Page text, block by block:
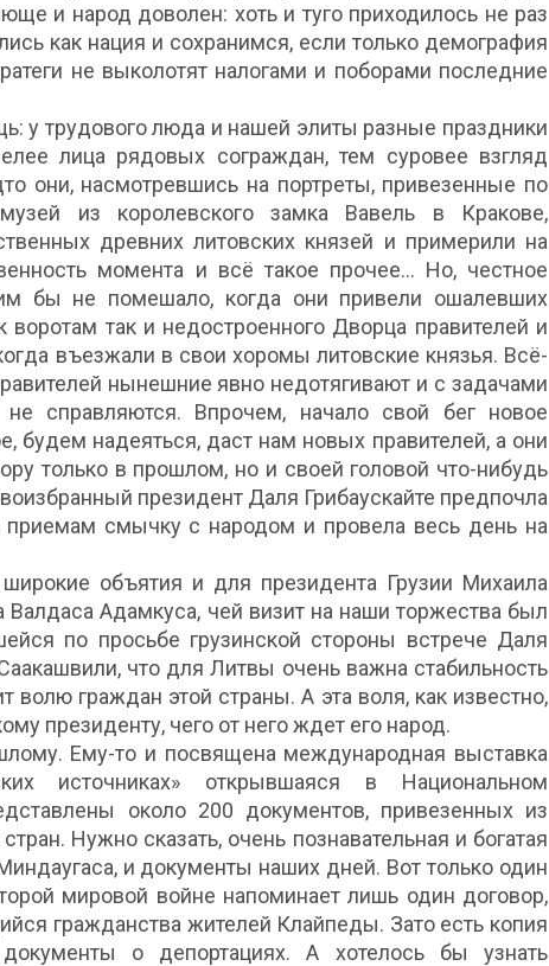
и народ доволен: хоть и туго приходилось не раз
как нация и сохранимся, если только демография
не выколотят налогами и поборами последние
у трудового люда и нашей элиты разные праздники
лица рядовых сограждан, тем суровее взгляд
они, насмотревшись на портреты, привезенные по
из королевского замка Вавель в Кракове,
древних литовских князей и примерили на
момента и всё такое прочее... Но, честное
бы не помешало, когда они привели ошалевших
так и недостроенного Дворца правителей и
въезжали в свои хоромы литовские князья. Всё-
нынешние явно недотягивают и с задачами
справляются. Впрочем, начало свой бег новое
будем надеяться, даст нам новых правителей, а они
только в прошлом, но и своей головой что-нибудь
президент Даля Грибаускайте предпочла
смычку с народом и провела весь день на
объятия и для президента Грузии Михаила
Адамкуса, чей визит на наши торжества был
по просьбе грузинской стороны встрече Даля
что для Литвы очень важна стабильность
граждан этой страны. А эта воля, как известно,
президенту, чего от него ждет его народ.
Ему-то и посвящена международная выставка
источниках» открывшаяся в Национальном
около 200 документов, привезенных из
Нужно сказать, очень познавательная и богатая
и документы наших дней. Вот только один
мировой войне напоминает лишь один договор,
гражданства жителей Клайпеды. Зато есть копия
документы о депортациях. А хотелось бы узнать